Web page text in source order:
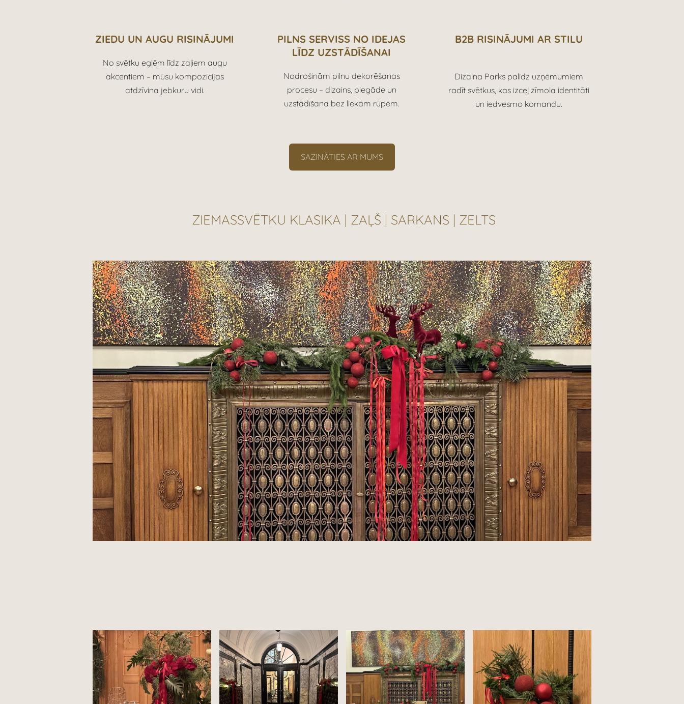
ZIEDU UN AUGU RISINĀJUMI
No svētku eglēm līdz zaļiem augu
akcentiem – mūsu kompozīcijas
atdzīvina jebkuru vidi.
PILNS SERVISS NO IDEJAS
LĪDZ UZSTĀDĪŠANAI
Nodrošinām pilnu dekorēšanas
procesu – dizains, piegāde un
uzstādīšana bez liekām rūpēm.
B2B RISINĀJUMI AR STILU
Dizaina Parks palīdz uzņēmumiem
radīt svētkus, kas izceļ zīmola identitāti
un iedvesmo komandu.
SAZINĀTIES AR MUMS
ZIEMASSVĒTKU KLASIKA | ZAĻŠ | SARKANS | ZELTS